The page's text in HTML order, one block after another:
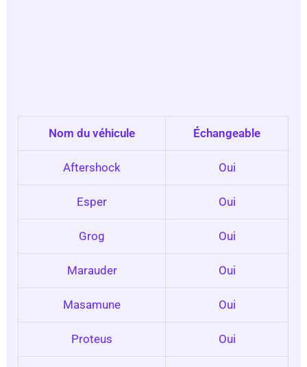
Nom du véhicule Échangeable
Aftershock Oui
Esper Oui
Grog Oui
Marauder Oui
Masamune Oui
Proteus Oui